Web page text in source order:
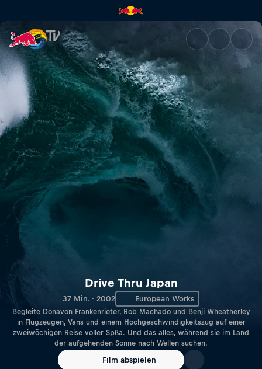
Drive Thru Japan | Red Bull TV
Drive Thru Japan
37 Min. · 2002 European Works
Begleite Donavon Frankenrieter, Rob Machado und Benji Wheatherley
in Flugzeugen, Vans und einem Hochgeschwindigkeitszug auf einer
zweiwöchigen Reise voller Spßa. Und das alles, während sie im Land
der aufgehenden Sonne nach Wellen suchen.
Film abspielen